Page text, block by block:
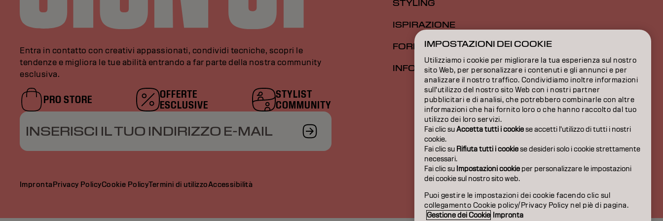
Entra in contatto con creativi appassionati, condividi tecniche, scopri le
tendenze e migliora le tue abilità entrando a far parte della nostra community
esclusiva.
PRO STORE
OFFERTE
ESCLUSIVE
STYLIST
COMMUNITY
INSERISCI IL TUO INDIRIZZO E-MAIL
STYLING
ISPIRAZIONE
FORMAZIONE
INFORMAZIONI
ImprontaPrivacy PolicyCookie PolicyTermini di utilizzoAccessibilità
IMPOSTAZIONI DEI COOKIE
Utilizziamo i cookie per migliorare la tua esperienza sul nostro
sito Web, per personalizzare i contenuti e gli annunci e per
analizzare il nostro traffico. Condividiamo inoltre informazioni
sull'utilizzo del nostro sito Web con i nostri partner
pubblicitari e di analisi, che potrebbero combinarle con altre
informazioni che hai fornito loro o che hanno raccolto dal tuo
utilizzo dei loro servizi.
Fai clic suAccetta tutti i cookiese accetti l'utilizzo di tutti i nostri
cookie.
Fai clic su Rifiuta tutti i cookiese desideri solo i cookie strettamente
necessari.
Fai clic su Impostazioni cookie per personalizzare le impostazioni
dei cookie sul nostro sito web.
Puoi gestire le impostazioni dei cookie facendo clic sul
collegamento Cookie policy/Privacy Policy nel piè di pagina.
Gestione dei Cookie Impronta